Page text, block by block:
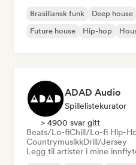
Brasiliansk funk Deep house
Future house
Hip-hop
ADAD Audio
Spillelistekurator
> 4900 svar gitt
Beats/Lo-fiChill/Lo-fi Hip-
CountrymusikkDrill/Jersey
Legg til artister i mine